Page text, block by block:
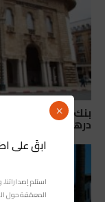
درهم
ابقَ على
استلم
المعمّقة حول
×